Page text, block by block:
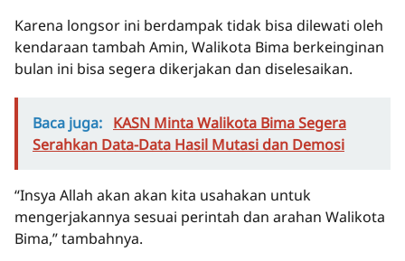
Karena longsor ini berdampak tidak bisa dilewati oleh
kendaraan tambah Amin, Walikota Bima berkeinginan
bulan ini bisa segera dikerjakan dan diselesaikan.
Baca juga: KASN Minta Walikota Bima Segera
Serahkan Data-Data Hasil Mutasi dan Demosi
“Insya Allah akan akan kita usahakan untuk
mengerjakannya sesuai perintah dan arahan Walikota
Bima,” tambahnya.